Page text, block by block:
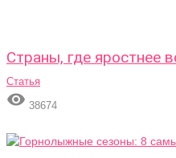
Страны, где яростнее
Статья
 38674